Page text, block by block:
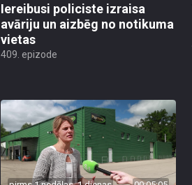
Iereibusi policiste izraisa
avāriju un aizbēg no notikuma
vietas
409. epizode